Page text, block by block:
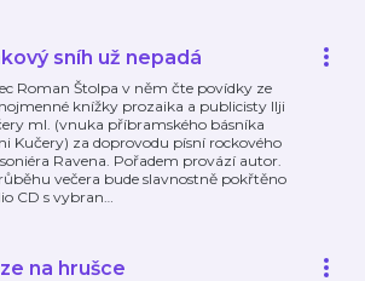
sníh už nepadá
Roman Štolpa v něm čte povídky ze
knížky prozaika a publicisty Ilji
ml. (vnuka příbramského básníka
Kučery) za doprovodu písní rockového
Ravena. Pořadem provází autor.
večera bude slavnostně pokřtěno
CD s vybran…
na hrušce